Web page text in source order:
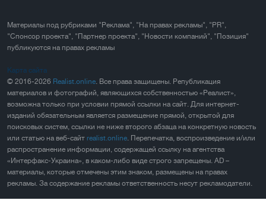
Материалы под рубриками "Реклама", "На правах рекламы", "PR",
"Спонсор проекта", "Партнер проекта", "Новости компаний", "Позиция"
публикуются на правах рекламы
Карта сайта
© 2016-2026 Realist.online. Все права защищены. Републикация
материалов и фотографий, являющихся собственностью «Реалист»,
возможна только при условии прямой ссылки на сайт. Для интернет-
изданий обязательным является размещение прямой, открытой для
поисковых систем, ссылки не ниже второго абзаца на конкретную новость
или статью на веб-сайт realist.online. Перепечатка, воспроизведение и/или
распространение информации, содержащей ссылку на агентства
«Интерфакс-Украина», в каком-либо виде строго запрещены. AD –
материалы, которые отмечены этим знаком, размещены на правах
рекламы. За содержание рекламы ответственность несут рекламодатели.